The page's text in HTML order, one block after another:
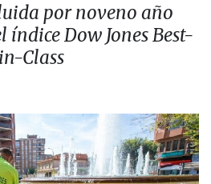
por noveno año
índice Dow Jones Best-
in-Class